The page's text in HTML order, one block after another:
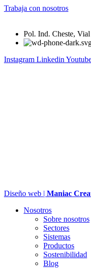
Trabaja con nosotros
Pol. Ind. Cheste, Vial
Instagram Linkedin
Diseño web | Maniac
Nosotros
Sobre nosotros
Sectores
Sistemas
Productos
Sostenibilidad
Blog